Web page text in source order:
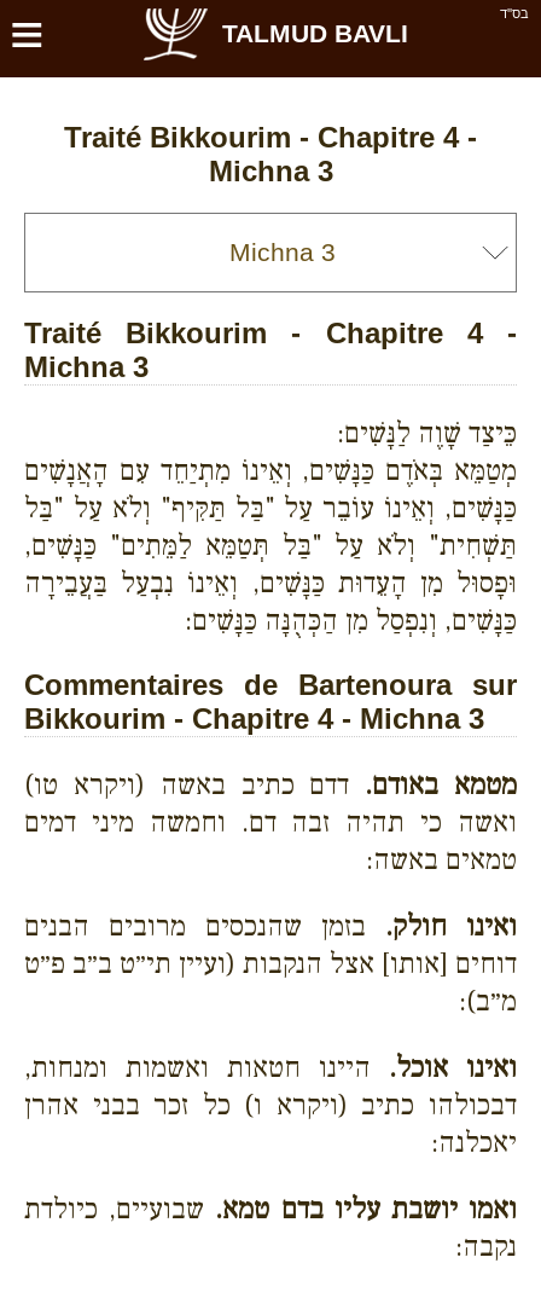
בס''ד ≡ TALMUD BAVLI
Traité Bikkourim - Chapitre 4 -
Michna 3
Traité Bikkourim - Chapitre 4 -
Michna 3
כֵּיצַד שָׁוֶה לַנָּשִׁים:
מְטַמֵּא בְּאֹדֶם כַּנָּשִׁים, וְאֵינוֹ מִתְיַחֵד עִם הָאֲנָשִׁים
כַּנָּשִׁים, וְאֵינוֹ עוֹבֵר עַל "בַּל תַּקִּיף" וְלֹא עַל "בַּל
תַּשְׁחִית" וְלֹא עַל "בַּל תְּטַמֵּא לַמֵּתִים" כַּנָּשִׁים,
וּפָסוּל מִן הָעֵדוּת כַּנָּשִׁים, וְאֵינוֹ נִבְעַל בַּעֲבֵירָה
כַּנָּשִׁים, וְנִפְסַל מִן הַכְּהֻנָּה כַּנָּשִׁים:
Commentaires de Bartenoura sur
Bikkourim - Chapitre 4 - Michna 3
מטמא באודם. דדם כתיב באשה (ויקרא טו)
ואשה כי תהיה זבה דם. וחמשה מיני דמים
טמאים באשה:
ואינו חולק. בזמן שהנכסים מרובים הבנים
דוחים [אותו] אצל הנקבות (ועיין תי״ט ב״ב פ״ט
מ״ב):
ואינו אוכל. היינו חטאות ואשמות ומנחות,
דבכולהו כתיב (ויקרא ו) כל זכר בבני אהרן
יאכלנה:
ואמו יושבת עליו בדם טמא. שבועיים, כיולדת
נקבה: